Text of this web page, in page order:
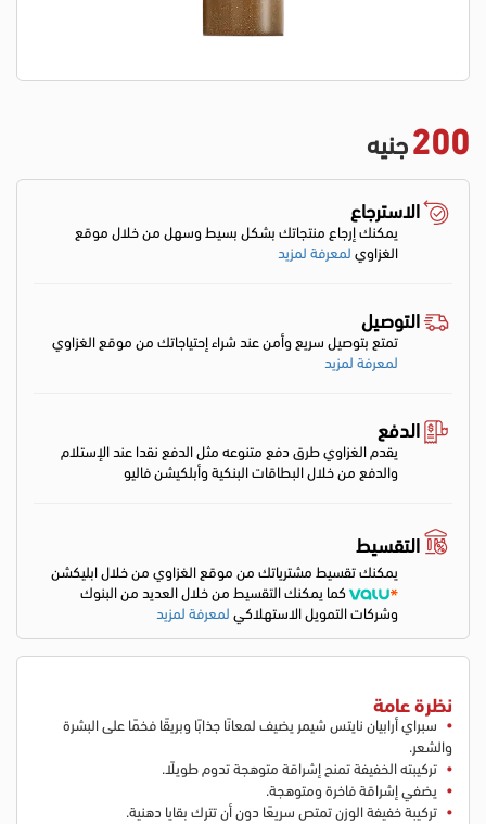
200جنيه
الاسترجاع
يمكنك إرجاع منتجاتك بشكل بسيط وسهل من خلال موقع
الغزاويلمعرفة لمزيد
التوصيل
تمتع بتوصيل سريع وأمن عند شراء إحتياجاتك من موقع الغزاوي
لمعرفة لمزيد
الدفع
يقدم الغزاوي طرق دفع متنوعه مثل الدفع نقدا عند الإستلام
والدفع من خلال البطاقات البنكية وأبلكيشن فاليو
التقسيط
يمكنك تقسيط مشترياتك من موقع الغزاوي من خلال ابليكشن
كما يمكنك التقسيط من خلال العديد من البنوك
وشركات التمويل الاستهلاكيلمعرفة لمزيد
نظرة عامة
سبراي أرابيان نايتس شيمر يضيف لمعانًا جذابًا وبريقًا فخمًا على البشرة
والشعر.
تركيبته الخفيفة تمنح إشراقة متوهجة تدوم طويلًا.
يضفي إشراقة فاخرة ومتوهجة.
تركيبة خفيفة الوزن تمتص سريعًا دون أن تترك بقايا دهنية.